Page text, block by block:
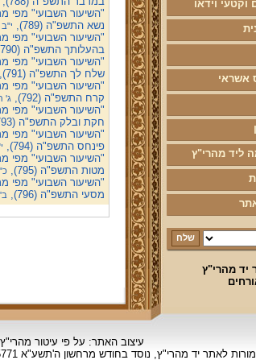
וקטעי וידאו
אשראי
ליד מהרי"ץ
יד מהרי"ץ
"השיעור השבועי" מפי
נשא התשפ"ה (789),
"השיעור השבועי" מפי
בהעלותך התשפ"ה (790),
"השיעור השבועי" מפי
שלח לך התשפ"ה (791),
"השיעור השבועי" מפי
קרח התשפ"ה (792),
ג'
"השיעור השבועי" מפי
חקת ובלק התשפ"ה (793),
"השיעור השבועי" מפי
פינחס התשפ"ה (794),
"השיעור השבועי" מפי
מטות התשפ"ה (795),
"השיעור השבועי" מפי
מסעי התשפ"ה (796),
עיצוב האתר: על פי עיטור
לאתר יד מהרי"ץ, נוסד בחודש מרחשוןה'תשע"א 5771 לבריאת העולם, ב'שכ"ב 2322 לשטרות, 2010 למניינם.